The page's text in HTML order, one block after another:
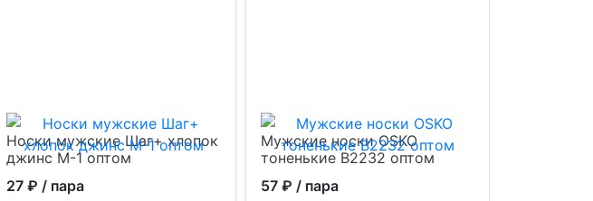
Носки мужские Шаг+ хлопок
джинс М-1 оптом
27 ₽ / пара
Мужские носки OSKO
тоненькие В2232 оптом
57 ₽ / пара